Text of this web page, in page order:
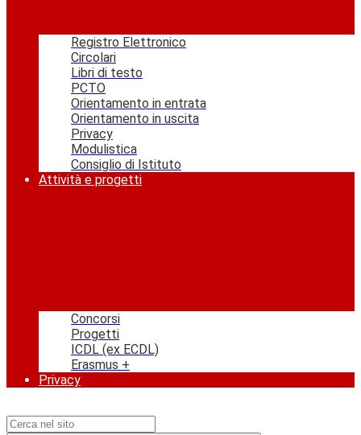
Registro Elettronico
Circolari
Libri di testo
PCTO
Orientamento in entrata
Orientamento in uscita
Privacy
Modulistica
Consiglio di Istituto
Attività e progetti
Concorsi
Progetti
ICDL (ex ECDL)
Erasmus +
Privacy